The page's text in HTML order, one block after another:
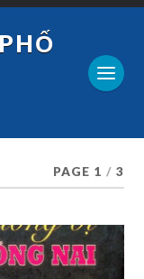
PAGE 1 / 3